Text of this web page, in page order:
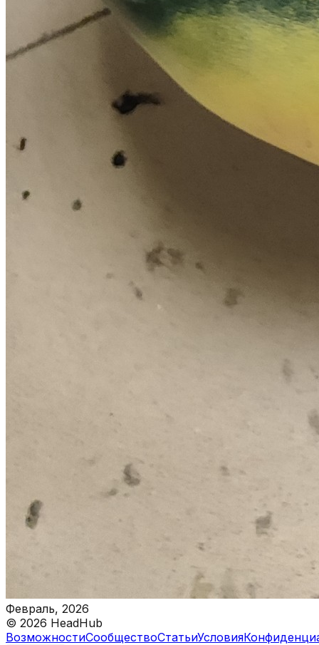
Февраль, 2026
© 2026 HeadHub
ВозможностиСообществоСтатьиУсловия